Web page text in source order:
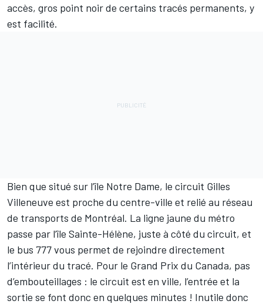
accès, gros point noir de certains tracés permanents, y
est facilité.
Bien que situé sur l’île Notre Dame, le circuit Gilles
Villeneuve est proche du centre-ville et relié au réseau
de transports de Montréal. La ligne jaune du métro
passe par l’île Sainte-Hélène, juste à côté du circuit, et
le bus 777 vous permet de rejoindre directement
l’intérieur du tracé. Pour le Grand Prix du Canada, pas
d’embouteillages : le circuit est en ville, l’entrée et la
sortie se font donc en quelques minutes ! Inutile donc